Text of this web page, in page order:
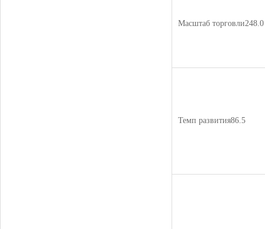
Масштаб торговли248.0
Темп развития86.5